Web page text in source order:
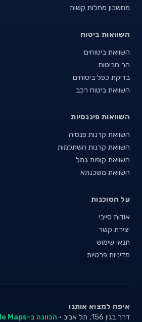
מחשבון מחלות קשות
השוואות ביטוח
השוואת ביטוחים
הר הביטוח
בדיקת כפל ביטוחים
השוואת ביטוח רכב
השוואות פיננסיות
השוואת קרנות פנסיה
השוואת קרנות השתלמות
השוואת קופות גמל
השוואת משכנתא
על הסוכנות
אודות סייבי
יצירת קשר
תנאי שימוש
מדיניות פרטיות
איפה למצוא אותנו
דרך בגין 156, תל אביב · הכוונה ב-Google Maps ←